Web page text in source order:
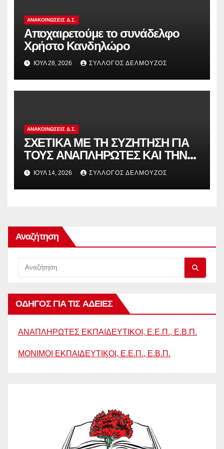
ΑΝΑΚΟΙΝΏΣΕΙΣ Δ.Σ.
Αποχαιρετούμε το συνάδελφο
Χρήστο Κανδηλώρο
ΙΟΎΛ 28, 2026 ΣΎΛΛΟΓΟΣ ΔΕΛΜΟΎΖΟΣ
ΑΝΑΚΟΙΝΏΣΕΙΣ Δ.Σ.
ΣΧΕΤΙΚΑ ΜΕ ΤΗ ΣΥΖΗΤΗΣΗ ΓΙΑ
ΤΟΥΣ ΑΝΑΠΛΗΡΩΤΕΣ ΚΑΙ ΤΗΝ
ΠΑΡΑΠΟΜΠΗ ΤΗΣ ΕΛΛΑΔΑΣ
ΣΤΟ ΕΥΡΩΠΑΪΚΟ ΔΙΚΑΣΤΗΡΙΟ
ΙΟΎΛ 14, 2026 ΣΎΛΛΟΓΟΣ ΔΕΛΜΟΎΖΟΣ
Αναζήτηση
ΟΔΗΓΟΣ ΓΙΑ ΤΙΣ ΑΔΕΙΕΣ
ΑΝΑΠΛΗΡΩΤΕΣ ΕΚΠΑΙΔΕΥΤΙΚΟΙ, Ε.Ε.Π., Ε.Β.Π.
ΜΟΝΙΜΟΙ ΕΚΠΑΙΔΕΥΤΙΚΟΙ, Ε.Ε.Π., Ε.Β.Π.